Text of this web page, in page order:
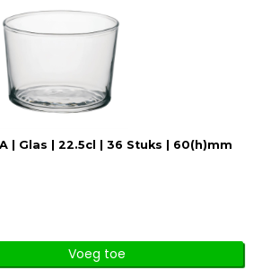
| Glas | 22.5cl | 36 Stuks | 60(h)mm
Voeg toe